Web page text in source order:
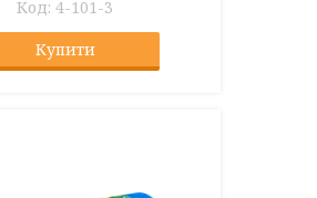
4-101-3
Купити